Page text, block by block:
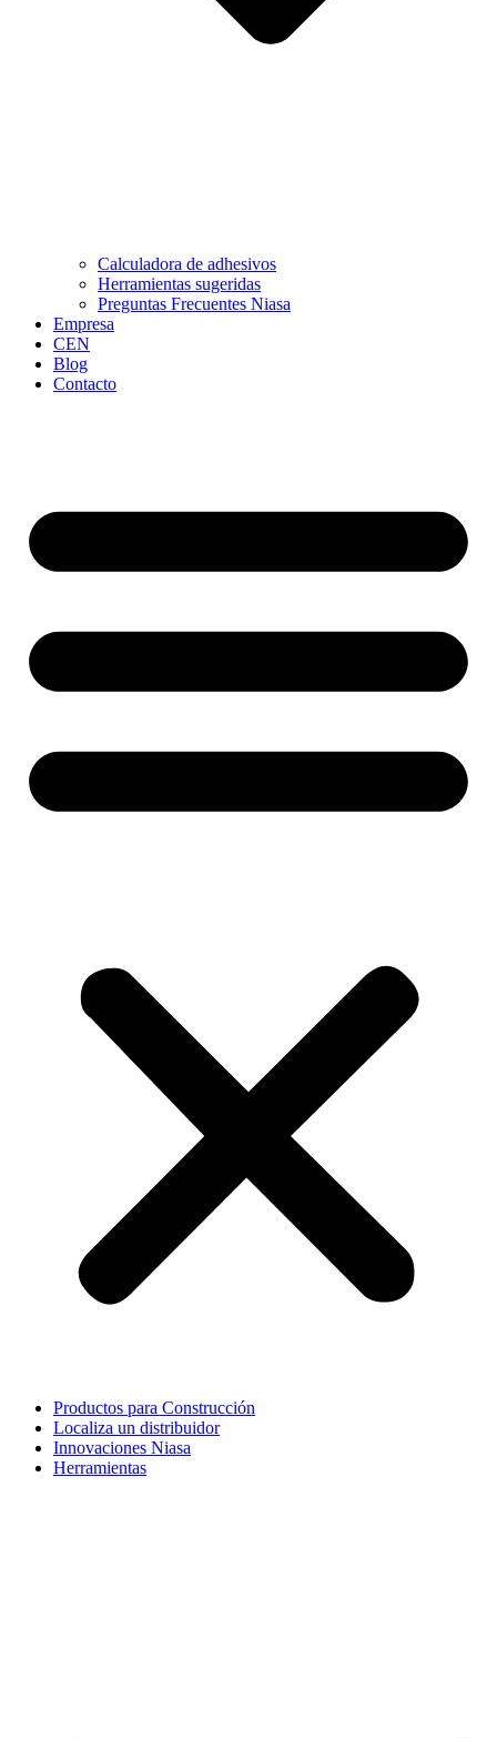
Calculadora de adhesivos
Herramientas sugeridas
Preguntas Frecuentes Niasa
Empresa
CEN
Blog
Contacto
Productos para Construcción
Localiza un distribuidor
Innovaciones Niasa
Herramientas